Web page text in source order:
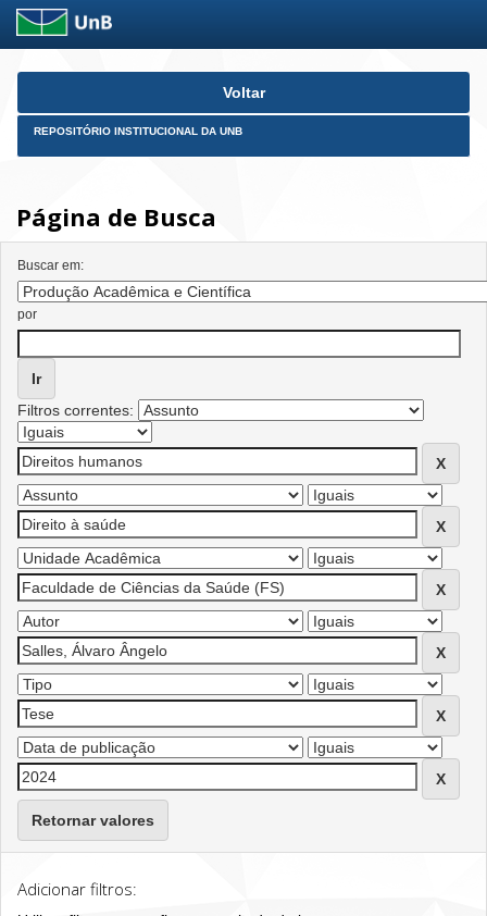
Skip
Voltar
REPOSITÓRIO INSTITUCIONAL DA UNB
Página de Busca
Buscar em:
por
Filtros correntes:
Retornar valores
Adicionar filtros: